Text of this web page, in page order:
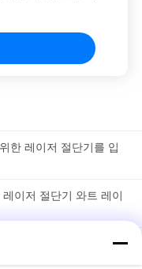
한 레이저 절단기를 입
이저 절단기 와트 레이
기 Cnc 섬유 레이저